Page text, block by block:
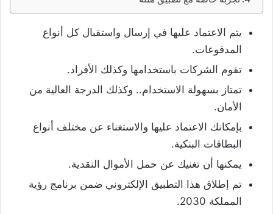
يتم الاعتماد عليها في إرسال واستقبال كل أنواع
المدفوعات.
تقوم الشركات باستخدامها وكذلك الأفراد.
تمتاز بسهولة الاستخدام.. وكذلك الدرجة العالية من
الأمان.
بإمكانك الاعتماد عليها والاستغناء عن مختلف أنواع
البطاقات البنكية.
يمكنها أن تغنيك عن حمل الأموال النقدية.
تم إطلاق هذا التطبيق الإلكتروني ضمن برنامج رؤية
المملكة 2030.